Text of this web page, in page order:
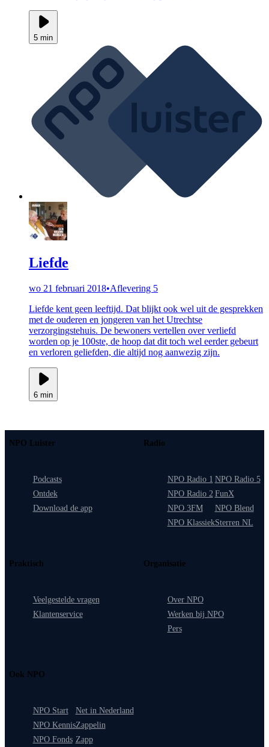
5 min
Liefde
wo 21 februari 2018•Aflevering 5
Liefde kent geen leeftijd. Dat blijkt ook wel uit de gesprekken
met de ouderen en jongeren van het Utrechtse
verzorgingstehuis. De bewoners vertellen over verliefd
worden op je 100ste, de hoop dat dit toch wel eerder gebeurt
en verloren geliefden, die altijd nog aanwezig zijn.
6 min
NPO Luister
Podcasts
Ontdek
Download de app
Radio
NPO Radio 1
NPO Radio 2
NPO 3FM
NPO Klassiek
NPO Radio 5
FunX
NPO Blend
Sterren NL
Praktisch
Veelgestelde vragen
Klantenservice
Organisatie
Over NPO
Werken bij NPO
Pers
Ook NPO
NPO Start
NPO Kennis
NPO Fonds
Net in Nederland
Zappelin
Zapp